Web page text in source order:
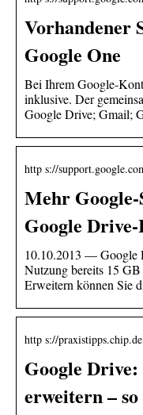
Vorhandener
Google One
Bei Ihrem Google-
inklusive. Der
Google Drive; Gmail;
http s://
Mehr
Google
10.10.2013 — Google
Nutzung bereits 15
Erweitern können Sie
http s://
Google
erweitern –